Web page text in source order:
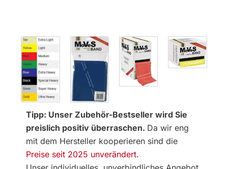
Tipp: Unser Zubehör-Bestseller wird Sie
preislich positiv überraschen. Da wir eng
mit dem Hersteller kooperieren sind die
Preise seit 2025 unverändert.